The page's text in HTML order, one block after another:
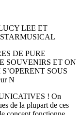
LEE ET
DE PURE
SOUVENIRS ET ON
SOUS
N
! On
de la plupart de ces